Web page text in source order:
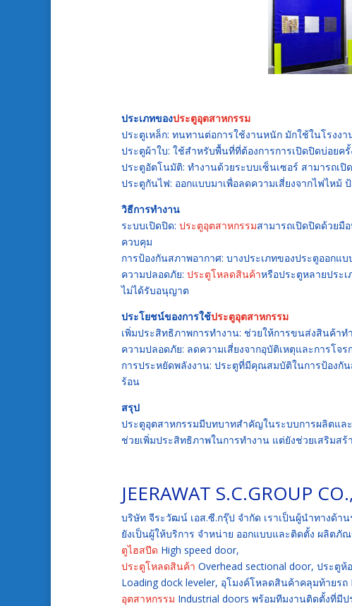
ประเภทของประตูอุตสาหกรรม
ประตูเหล็ก: ทนทานต่อการใช้งานหนัก มักใช้ในโรงง
ประตูผ้าใบ: ใช้สำหรับพื้นที่ที่ต้องการการเปิดปิดบ่อยค
ประตูอัตโนมัติ: ทำงานด้วยระบบเซ็นเซอร์ สามารถเปิ
ประตูกันไฟ: ออกแบบมาเพื่อลดความเสี่ยงจากไฟไหม้
วิธีการทำงาน
ระบบเปิดปิด: ประตูอุตสาหกรรมสามารถเปิดปิดด้วยมื
ควบคุม
การป้องกันสภาพอากาศ: บางประเภทของประตูออกแ
ความปลอดภัย: ประตูโหลดสินค้าหรือประตูหลายประ
ไม่ได้รับอนุญาต
ประโยชน์ของการใช้ประตูอุตสาหกรรม
เพิ่มประสิทธิภาพการทำงาน: ช่วยให้การขนส่งสินค้าท
ความปลอดภัย: ลดความเสี่ยงจากอุบัติเหตุและการโจร
การประหยัดพลังงาน: ประตูที่มีคุณสมบัติในการป้องกั
ร้อน
สรุป
ประตูอุตสาหกรรมมีบทบาทสำคัญในระบบการผลิตแล
ช่วยเพิ่มประสิทธิภาพในการทำงาน แต่ยังช่วยเสริมส
JEERAWAT S.C.GROUP
บริษัท จีระวัฒน์ เอส.ซี.กรุ๊ป จำกัด เราเป็นผู้นำทางด้
ยังเป็นผู้ให้บริการ จำหน่าย ออกแบบและติดตั้ง ผลิต
ตูไฮสปีด High speed door,
ประตูโหลดสินค้า Overhead sectional door, ประตู
Loading dock leveler, อุโมงค์โหลดสินค้าคลุมท้ายร
อุตสาหกรรม Industrial doors พร้อมทีมงานติดตั้งที่มี